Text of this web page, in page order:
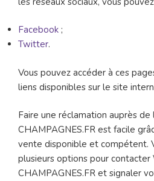
Facebook ;
Twitter.
Vous pouvez accéder à ces
liens disponibles sur le site
Faire une réclamation auprès de
CHAMPAGNES.FR est facile
vente disponible et compétent.
plusieurs options pour contacter
CHAMPAGNES.FR et signaler